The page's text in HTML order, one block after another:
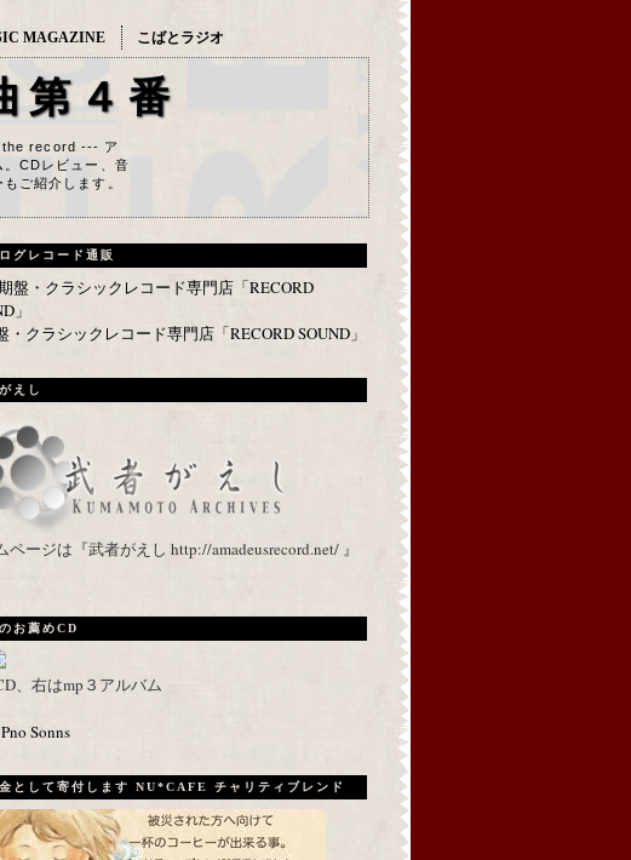
MAGAZINE こばとラジオ
第４番
record --- ア
CDレビュー、音
ご紹介します。
グレコード通販
・クラシックレコード専門店「RECORD SOUND」
えし
ページは『武者がえし http://amadeusrecord.net/ 』
お薦めCD
、右はmp３アルバム
Sonns
として寄付します NU*CAFE チャリティブレンド